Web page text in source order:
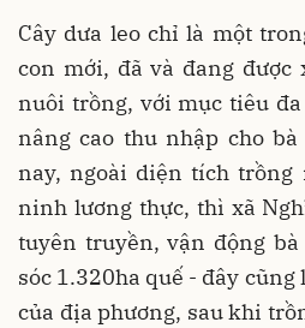
Cây dưa leo chỉ là một
con mới, đã và đang được
nuôi trồng, với mục tiêu
nâng cao thu nhập cho
nay, ngoài diện tích trồng
ninh lương thực, thì xã
tuyên truyền, vận động
sóc 1.320ha quế - đây
của địa phương, sau khi